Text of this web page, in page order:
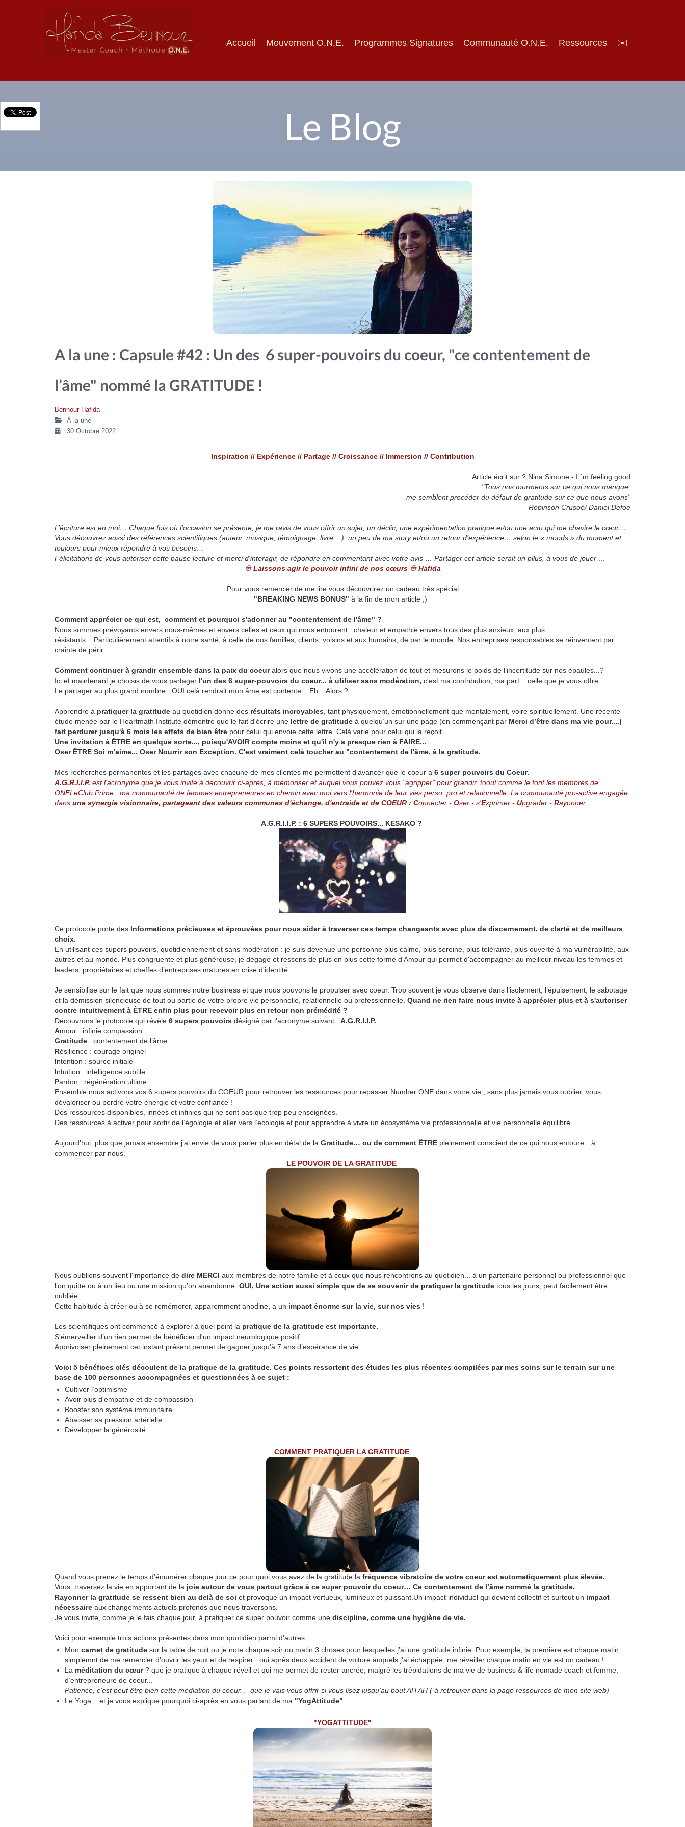
Accueil Mouvement O.N.E. Programmes Signatures Communauté O.N.E. Ressources ✉️
Le Blog
A la une : Capsule #42 : Un des 6 super-pouvoirs du coeur, "ce contentement de
l’âme" nommé la GRATITUDE !
Bennour Hafida
À la une
30 Octobre 2022
Inspiration // Expérience // Partage // Croissance // Immersion // Contribution
Article écrit sur ? Nina Simone - I ´m feeling good
"Tous nos tourments sur ce qui nous manque,
me semblent procéder du défaut de gratitude sur ce que nous avons"
Robinson Crusoé/ Daniel Defoe
L’écriture est en moi… Chaque fois où l'occasion se présente, je me ravis de vous offrir un sujet, un déclic, une expérimentation pratique et/ou une actu qui me chavire le cœur…
Vous découvrez aussi des références scientifiques (auteur, musique, témoignage, livre,...), un peu de ma story et/ou un retour d’expérience… selon le « moods » du moment et
toujours pour mieux répondre à vos besoins…
Félicitations de vous autoriser cette pause lecture et merci d'interagir, de répondre en commentant avec votre avis … Partager cet article serait un pllus, à vous de jouer
♾ Laissons agir le pouvoir infini de nos cœurs ♾ Hafida
Pour vous remercier de me lire vous découvrirez un cadeau très spécial
"BREAKING NEWS BONUS" à la fin de mon article ;)
Comment apprécier ce qui est, comment et pourquoi s'adonner au "contentement de l'âme" ?
Nous sommes prévoyants envers nous-mêmes et envers celles et ceux qui nous entourent : chaleur et empathie envers tous des plus anxieux, aux plus
résistants...
Particulièrement attentifs à notre santé, à celle de nos familles, clients, voisins et aux humains, de par le monde. Nos entreprises responsables se réinventent par
crainte de périr.
Comment continuer à grandir ensemble dans la paix du coeuralors que nous vivons une accélération de tout et mesurons le poids de l’incertitude sur nos épaules...?
Ici et maintenant je choisis de vous partager l'un des 6 super-pouvoirs du coeur... à utiliser sans modération, c'est ma contribution, ma part... celle que je vous offre.
Le partager au plus grand nombre...OUI celà rendrait mon âme est contente... Eh... Alors ?
Apprendre à pratiquer la gratitude au quotidien donne des résultats incroyables , tant physiquement, émotionnellement que mentalement, voire spirituellement. Une récente
étude menée par le Heartmath Institute démontre que le fait d'écrire une lettre de gratitude à quelqu’un sur une page (en commençant par Merci d’être dans ma vie pour....)
fait perdurer jusqu'à 6 mois les effets de bien être pour celui qui envoie cette lettre. Celà varie pour celui qui la reçoit.
Une invitation à ÊTRE en quelque sorte..., puisqu'AVOIR compte moins et qu'il n'y a presque rien à FAIRE...
Oser ÊTRE Soi m’aime... Oser Nourrir son Exception. C'est vraiment celà toucher au "contentement de l'âme, à la gratitude.
Mes recherches permanentes et les partages avec chacune de mes clientes me permettent d'avancer que le coeur a 6 super pouvoirs du Coeur.
A.G.R.I.I.P. est l'acronyme que je vous invite à découvrir ci-après, à mémoriser et auquel vous pouvez vous "agripper" pour grandir, toout comme le font les membres de
ONELeClub Prime : ma communauté de femmes entrepreneures en chemin avec moi vers l'harmonie de leur vies perso, pro et relationnelle. La communauté pro-active engagée
dans une synergie visionnaire, partageant des valeurs communes d'échange, d'entraide et de COEUR : Connecter - Oser - s'Exprimer - Upgrader - Rayonner
A.G.R.I.I.P. : 6 SUPERS POUVOIRS... KESAKO ?
Ce protocole porte des Informations précieuses et éprouvées pour nous aider à traverser ces temps changeants avec plus de discernement, de clarté et de meilleurs
choix.
En utilisant ces supers pouvoirs, quotidiennement et sans modération : je suis devenue une personne plus calme, plus sereine, plus tolérante, plus ouverte à ma vulnérabilité, aux
autres et au monde. Plus congruente et plus généreuse, je dégage et ressens de plus en plus cette forme d'Amour qui permet d'accompagner au meilleur niveau les femmes et
leaders, propriétaires et cheffes d’entreprises matures en crise d'identité.
Je sensibilise sur le fait que nous sommes notre business et que nous pouvons le propulser avec coeur. Trop souvent je vous observe dans l’isolement, l’épuisement, le sabotage
et la démission silencieuse de tout ou partie de votre propre vie personnelle, relationnelle ou professionnelle. Quand ne rien faire nous invite à apprécier plus et à s'autoriser
contre intuitivement à ÊTRE enfin plus pour recevoir plus en retour non prémédité ?
Découvrons le protocole qui révèle 6 supers pouvoirs désigné par l'acronyme suivant : A.G.R.I.I.P.
Amour : infinie compassion
Gratitude : contentement de l’âme
Résilience : courage originel
Intention : source initiale
Intuition : intelligence subtile
Pardon : régénération ultime
Ensemble nous activons vos 6 supers pouvoirs du COEUR pour retrouver les ressources pour repasser Number ONE dans votre vie , sans plus jamais vous oublier, vous
dévaloriser ou perdre votre énergie et votre confiance !
Des ressources disponibles, innées et infinies qui ne sont pas que trop peu enseignées.
Des ressources à activer pour sortir de l’égologie et aller vers l’ecologie et pour apprendre à vivre un écosystème vie professionnelle et vie personnelle équilibré.
Aujourd’hui, plus que jamais ensemble j’ai envie de vous parler plus en détal de la Gratitude… ou de comment ÊTRE pleinement conscient de ce qui nous entoure…à
commencer par nous.
LE POUVOIR DE LA GRATITUDE
Nous oublions souvent l'importance de dire MERCI aux membres de notre famille et à ceux que nous rencontrons au quotidien... à un partenaire personnel ou professionnel que
l’on quitte ou à un lieu ou une mission qu’on abandonne. OUI, Une action aussi simple que de se souvenir de pratiquer la gratitude tous les jours, peut facilement être
oubliée.
Cette habitude à créer ou à se remémorer, apparemment anodine, a un impact énorme sur la vie, sur nos vies !
Les scientifiques ont commencé à explorer à quel point la pratique de la gratitude est importante.
S'émerveiller d’un rien permet de bénéficier d'un impact neurologique positif.
Apprivoiser pleinement cet instant présent permet de gagner jusqu'à 7 ans d’espérance de vie.
Voici 5 bénéfices clés découlent de la pratique de la gratitude. Ces points ressortent des études les plus récentes compilées par mes soins sur le terrain sur une
base de 100 personnes accompagnées et questionnées à ce sujet :
Cultiver l’optimisme
Avoir plus d’empathie et de compassion
Booster son système immunitaire
Abaisser sa pression artérielle
Développer la générosité
COMMENT PRATIQUER LA GRATITUDE
Quand vous prenez le temps d’énumérer chaque jour ce pour quoi vous avez de la gratitude la fréquence vibratoire de votre coeur est automatiquement plus élevée.
Vous traversez la vie en apportant de la joie autour de vous partout grâce à ce super pouvoir du coeur… Ce contentement de l’âme nommé la gratitude.
Rayonner la gratitude se ressent bien au delà de soi et provoque un impact vertueux, lumineux et puissant.Un impact individuel qui devient collectif et surtout un impact
nécessaire aux changements actuels profonds que nous traversons.
Je vous invite, comme je le fais chaque jour, à pratiquer ce super pouvoir comme une discipline, comme une hygiène de vie.
Voici pour exemple trois actions présentes dans mon quotidien parmi d'autres :
Mon carnet de gratitude sur la table de nuit ou je note chaque soir ou matin 3 choses pour lesquelles j’ai une gratitude infinie. Pour exemple, la première est chaque matin
simplemnt de me remercier d'ouvrir les yeux et de respirer : oui après deux accident de voiture auquels j'ai échappée, me réveiller chaque matin en vie est un cadeau !
La méditation du cœur? que je pratique à chaque réveil et qui me permet de rester ancrée, malgré les trépidations de ma vie de business & life nomade coach et femme,
d’entrepreneure de coeur...
Patience, c'est peut être bien cette médiation du coeur... que je vais vous offrir si vous lisez jusqu'au bout AH AH ( à retrouver dans la page ressources de mon site web)
Le Yoga... et je vous explique pourquoi ci-après en vous parlant de ma "YogAttitude"
"YOGATTITUDE"